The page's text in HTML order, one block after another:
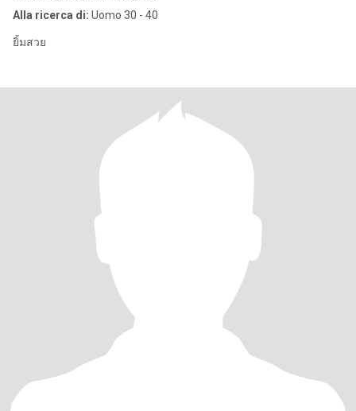
Alla ricerca di: Uomo 30 - 40
ยิ้มสวย